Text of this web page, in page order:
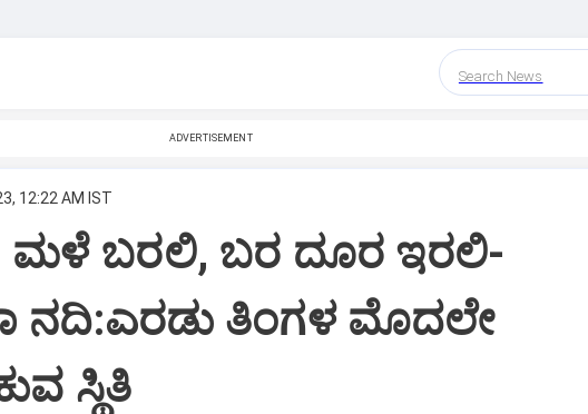
Search News
ADVERTISEMENT
12:22 AM IST
ಮಳೆ ಬರಲಿ, ಬರ ದೂರ ಇರಲಿ-
ನದಿ:ಎರಡು ತಿಂಗಳ ಮೊದಲೇ
ಸ್ಥಿತಿ